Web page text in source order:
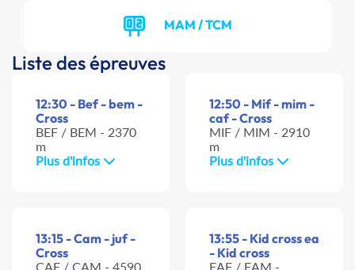
MAM / TCM
Liste des épreuves
12:30 - Bef - bem -
Cross
BEF / BEM - 2370
m
Plus d'infos
12:50 - Mif - mim -
caf - Cross
MIF / MIM - 2910
m
Plus d'infos
13:15 - Cam - juf -
Cross
CAF / CAM - 4590
13:55 - Kid cross ea
- Kid cross
EAF / EAM -